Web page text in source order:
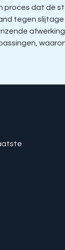
dat de
tegen